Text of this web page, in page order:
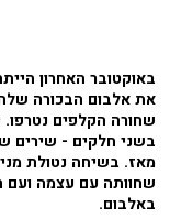
באוקטובר האחרון
את אלבום הבכורה
שחורה הקלפים
בשני חלקים - שירים
מאז. בשיחה נטולת
שחוותה עם עצמה ועם
באלבום.